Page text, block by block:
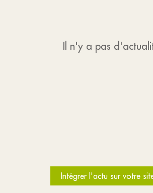
Il n'y a pas
Intégrer l'actu sur votre